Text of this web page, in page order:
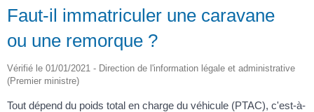
Faut-il immatriculer une caravane
ou une remorque ?
Vérifié le 01/01/2021 - Direction de l'information légale et administrative
(Premier ministre)
Tout dépend du poids total en charge du véhicule (PTAC), c'est-à-